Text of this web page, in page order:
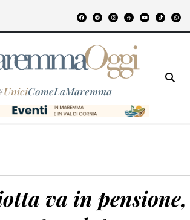
UniciComeLaMaremma
va in pensione,